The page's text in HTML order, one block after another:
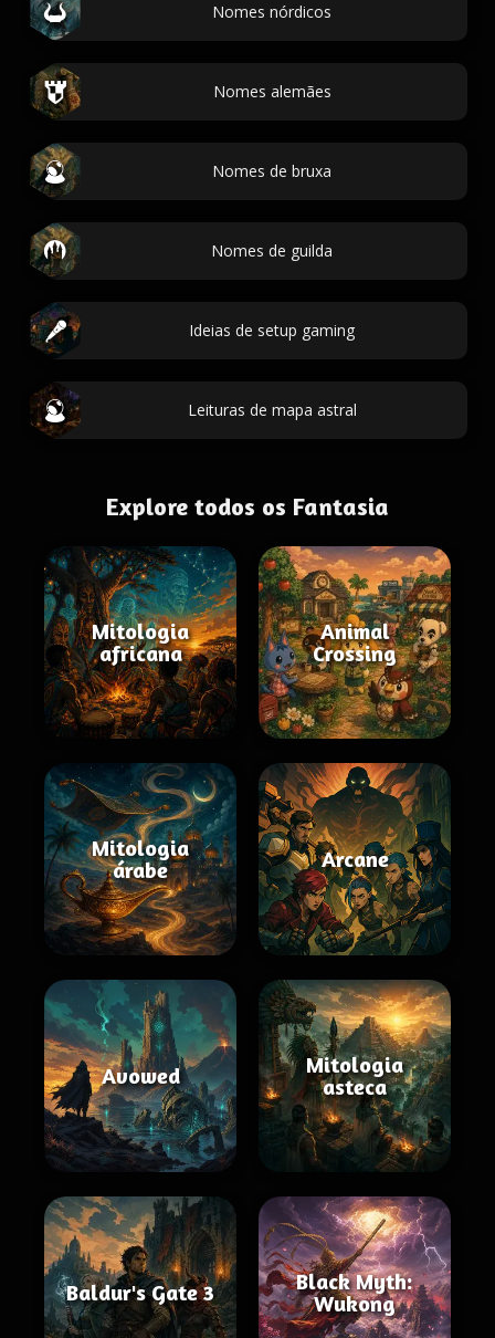
Nomes nórdicos
Nomes alemães
Nomes de bruxa
Nomes de guilda
Ideias de setup gaming
Leituras de mapa astral
Explore todos os Fantasia
Mitologia
africana
Animal
Crossing
Mitologia
árabe
Arcane
Avowed
Mitologia
asteca
Baldur's Gate 3
Black Myth:
Wukong